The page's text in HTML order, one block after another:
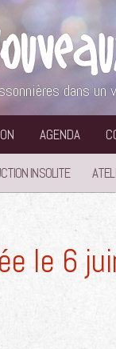
dans
AGENDA
INSOLITE
le 6